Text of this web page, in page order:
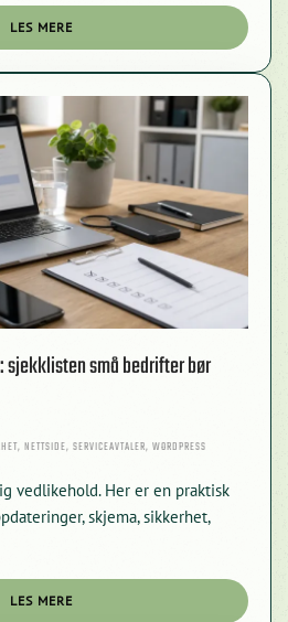
LES MERE
små bedrifter bør
NETTSIDE, SERVICEAVTALER, WORDPRESS
vedlikehold. Her er en praktisk
skjema, sikkerhet,
LES MERE